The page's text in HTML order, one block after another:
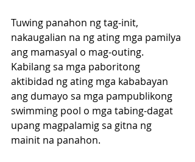
Tuwing panahon ng tag-init,
nakaugalian na ng ating mga pamilya
ang mamasyal o mag-outing.
Kabilang sa mga paboritong
aktibidad ng ating mga kababayan
ang dumayo sa mga pampublikong
swimming pool o mga tabing-dagat
upang magpalamig sa gitna ng
mainit na panahon.